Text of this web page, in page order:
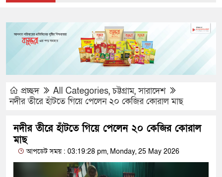
প্রচ্ছদ All Categories,চট্টগ্রাম,সারাদেশ
নদীর তীরে হাঁটতে গিয়ে পেলেন ২০ কেজির কোরাল মাছ
নদীর তীরে হাঁটতে গিয়ে পেলেন ২০ কেজির কোরাল
মাছ
আপডেট সময় : 03:19:28 pm, Monday, 25 May 2026